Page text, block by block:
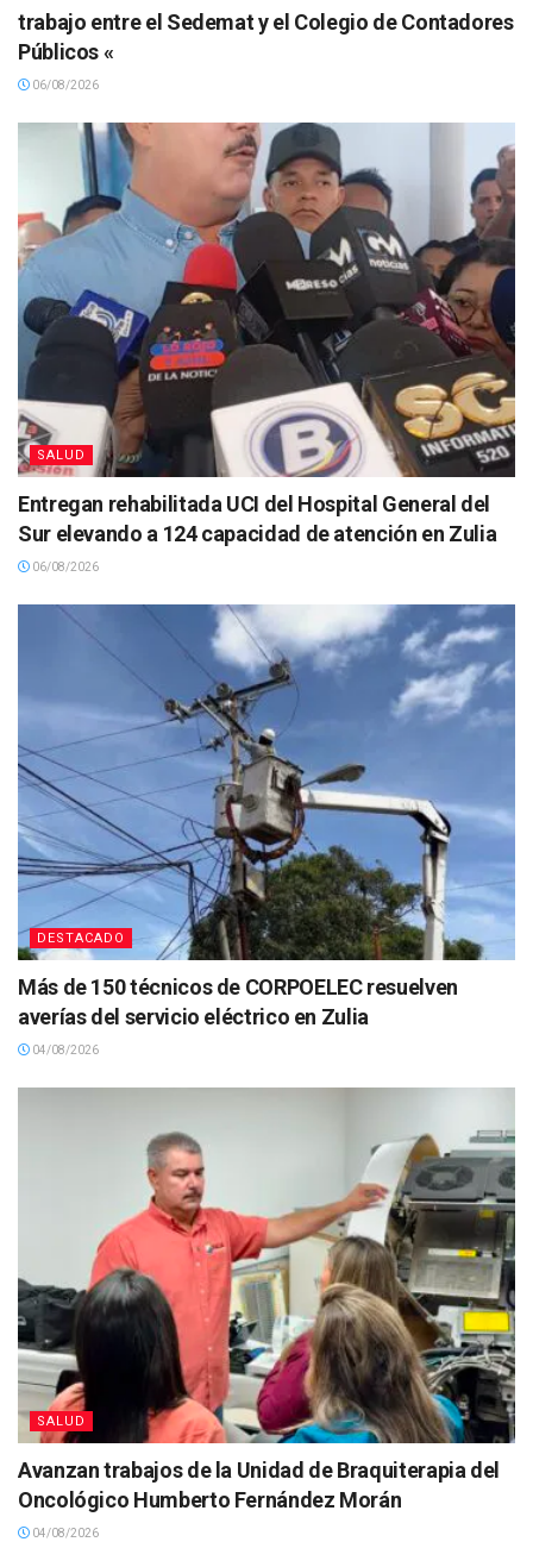
trabajo entre el Sedemat y el Colegio de Contadores
Públicos «
06/08/2026
SALUD
Entregan rehabilitada UCI del Hospital General del
Sur elevando a 124 capacidad de atención en Zulia
06/08/2026
DESTACADO
Más de 150 técnicos de CORPOELEC resuelven
averías del servicio eléctrico en Zulia
04/08/2026
SALUD
Avanzan trabajos de la Unidad de Braquiterapia del
Oncológico Humberto Fernández Morán
04/08/2026